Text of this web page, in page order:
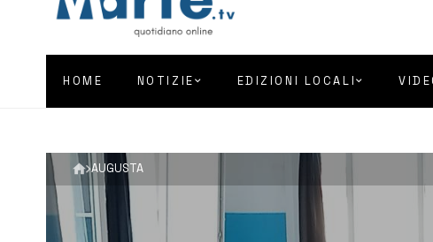
HOME NOTIZIE EDIZIONI LOCALI
AUGUSTA